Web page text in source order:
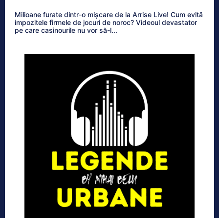
Milioane furate dintr-o mișcare de la Arrise Live! Cum evită
impozitele firmele de jocuri de noroc? Videoul devastator
pe care casinourile nu vor să-l...